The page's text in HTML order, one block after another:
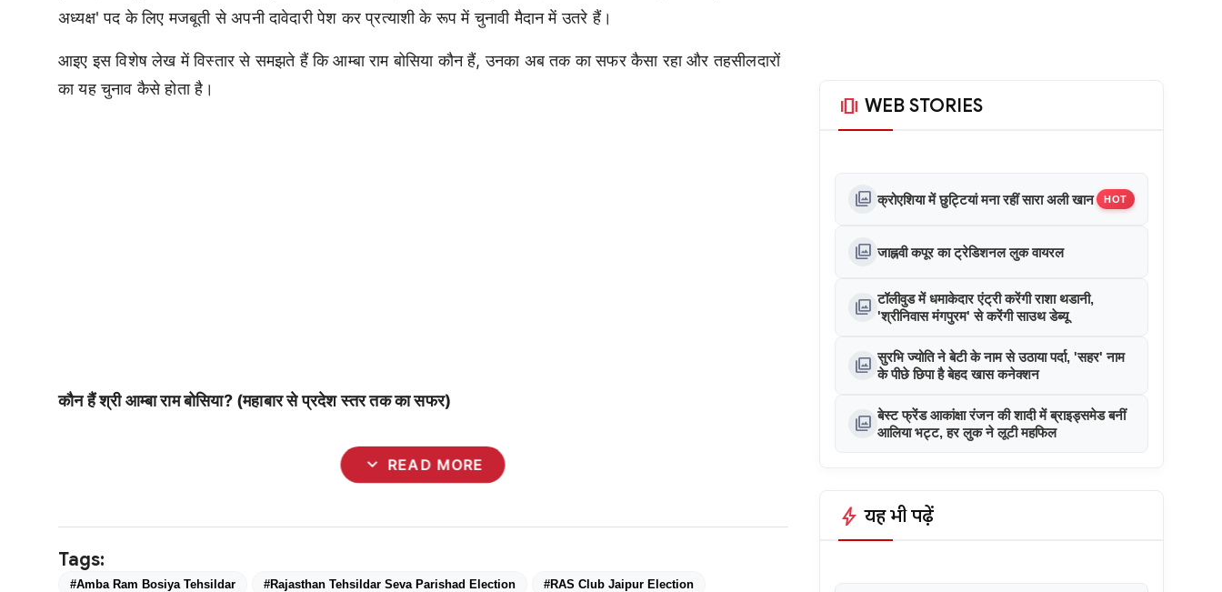
अध्यक्ष' पद के लिए मजबूती से अपनी दावेदारी पेश कर प्रत्याशी के रूप में चुनावी मैदान में उतरे हैं।
आइए इस विशेष लेख में विस्तार से समझते हैं कि आम्बा राम बोसिया कौन हैं, उनका अब तक का सफर कैसा रहा और तहसीलदारों
का यह चुनाव कैसे होता है।
कौन हैं श्री आम्बा राम बोसिया? (महाबार से प्रदेश स्तर तक का सफर)
expand_more READ MORE
Tags:
#​Amba Ram Bosiya Tehsildar #Rajasthan Tehsildar Seva Parishad Election #RAS Club Jaipur Election
amp_stories WEB STORIES
photo_library क्रोएशिया में छुट्टियां मना रहीं सारा अली खान HOT
photo_library जाह्नवी कपूर का ट्रेडिशनल लुक वायरल
photo_library टॉलीवुड में धमाकेदार एंट्री करेंगी राशा थडानी,
'श्रीनिवास मंगपुरम' से करेंगी साउथ डेब्यू
photo_library सुरभि ज्योति ने बेटी के नाम से उठाया पर्दा, 'सहर' नाम
के पीछे छिपा है बेहद खास कनेक्शन
photo_library बेस्ट फ्रेंड आकांक्षा रंजन की शादी में ब्राइड्समेड बनीं
आलिया भट्ट, हर लुक ने लूटी महफिल
bolt यह भी पढ़ें